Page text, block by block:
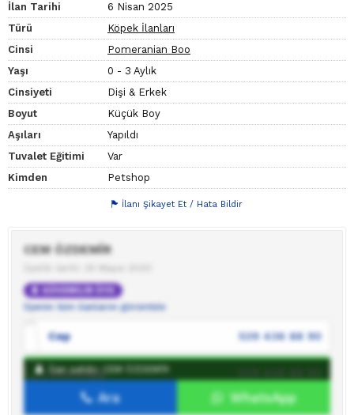
İlan Tarihi
6 Nisan 2025
Türü
Köpek İlanları
Cinsi
Pomeranian Boo
Yaşı
0 - 3 Aylık
Cinsiyeti
Dişi & Erkek
Boyut
Küçük Boy
Aşıları
Yapıldı
Tuvalet Eğitimi
Var
Kimden
Petshop
İlanı Şikayet Et / Hata Bildir
CEM ÖZDEMİR
Üyenin tüm ilanlarını görüntüle
Cep 539 436 88 90
WhatsApp
İlan sahibine mesaj gönder
İlan sahibi: CEM ÖZDEMİR
Ara WhatsApp